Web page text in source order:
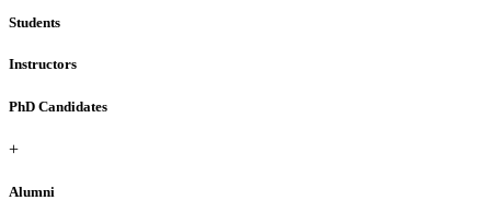
Students
Instructors
PhD Candidates
+
Alumni